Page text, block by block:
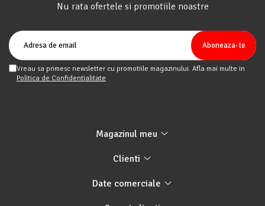
Nu rata ofertele si promotiile noastre
Vreau sa primesc newsletter cu promotiile magazinului. Afla mai multe in
Politica de Confidentialitate
Magazinul meu
Clienti
Date comerciale